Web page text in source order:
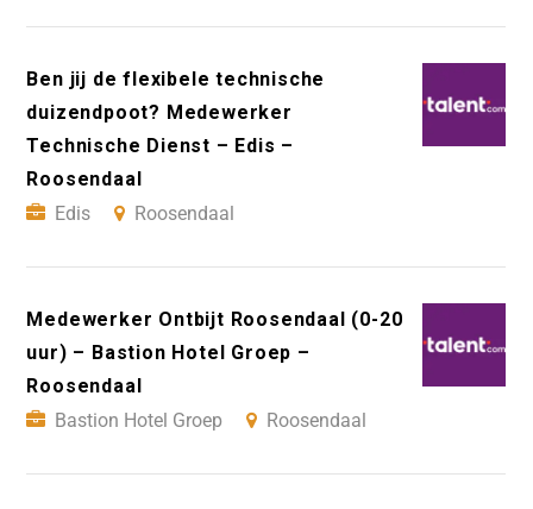
Ben jij de flexibele technische
duizendpoot? Medewerker
Technische Dienst – Edis –
Roosendaal
Edis
Roosendaal
Medewerker Ontbijt Roosendaal (0-20
uur) – Bastion Hotel Groep –
Roosendaal
Bastion Hotel Groep
Roosendaal